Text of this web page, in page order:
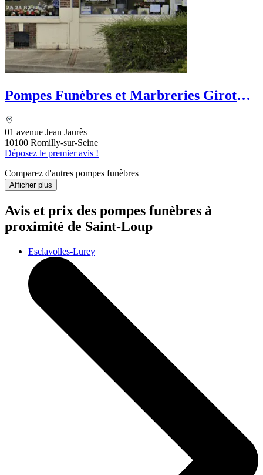
Pompes Funèbres et Marbreries Girot
01 avenue Jean Jaurès
10100 Romilly-sur-Seine
Déposez le premier avis !
Comparez d'autres pompes funèbres
Afficher plus
Avis et prix des pompes funèbres à
proximité de Saint-Loup
Esclavolles-Lurey